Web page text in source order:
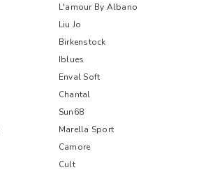
L'amour By Albano
Liu Jo
Birkenstock
Iblues
Enval Soft
Chantal
Sun68
Marella Sport
Camore
Cult